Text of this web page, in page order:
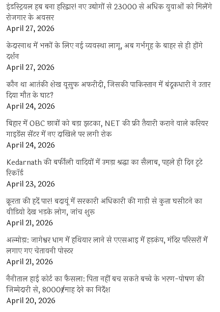
इंडस्ट्रियल हब बना हरिद्वार! नए उद्योगों से 23000 से अधिक युवाओं को मिलेंगे
रोजगार के अवसर
April 27, 2026
केदारनाथ में भक्तों के लिए नई व्यवस्था लागू, अब गर्भगृह के बाहर से ही होंगे
दर्शन
April 27, 2026
कौन था आतंकी शेख यूसुफ अफरीदी, जिसकी पाकिस्तान में बंदूकधारी ने उतार
दिया मौत के घाट?
April 24, 2026
बिहार में OBC छात्रों को बड़ा झटका, NET की फ्री तैयारी कराने वाले करियर
गाइडेंस सेंटर में नए दाखिले पर लगी रोक
April 24, 2026
Kedarnath की बर्फीली वादियों में उमड़ा श्रद्धा का सैलाब, पहले ही दिन टूटे
रिकॉर्ड
April 23, 2026
क्रूरता की हदें पार! बदायूं में सरकारी अधिकारी की गाड़ी से कुत्ता घसीटने का
वीडियो देख भड़के लोग, जांच शुरू
April 21, 2026
अल्मोड़ा: जागेश्वर धाम में हथियार लाने से एएसआइ में हड़कंप, मंदिर परिसरों में
लगाए गए चेतावनी पोस्टर
April 21, 2026
नैनीताल हाई कोर्ट का फैसला: पिता नहीं बच सकते बच्चे के भरण-पोषण की
जिम्मेदारी से, 8000₹/माह देने का निर्देश
April 20, 2026